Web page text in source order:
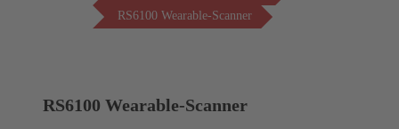
RS6100 Wearable-Scanner
RS6100 Wearable-Scanner